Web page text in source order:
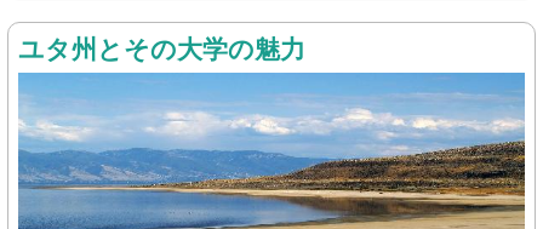
ユタ州とその大学の魅力